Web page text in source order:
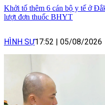
Khởi tố thêm 6 cán bộ y tế ở
lượt đơn thuốc BHYT
HÌNH SỰ17:52 | 05/08/2026